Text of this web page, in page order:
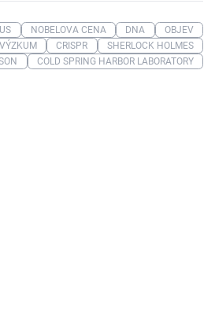
NOBELOVA CENA DNA
OBJEV
VÝZKUM
CRISPR
SHERLOCK HOLMES
COLD SPRING HARBOR LABORATORY